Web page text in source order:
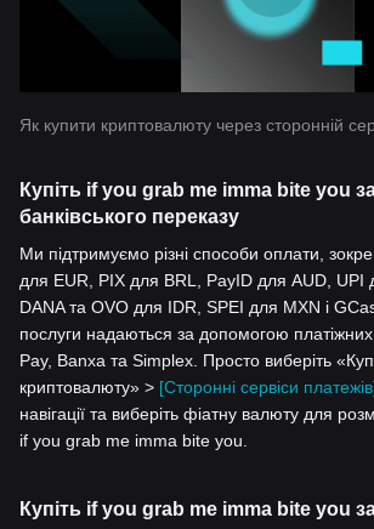
Як купити криптовалюту через сторонній
Купіть if you grab me imma bite you
банківського переказу
Ми підтримуємо різні способи оплати,
для EUR, PIX для BRL, PayID для AUD, UPI
DANA та OVO для IDR, SPEI для MXN і
послуги надаються за допомогою платіжних
Pay, Banxa та Simplex. Просто виберіть
криптовалюту» > [Сторонні сервіси
навігації та виберіть фіатну валюту для
if you grab me imma bite you.
Купіть if you grab me imma bite you